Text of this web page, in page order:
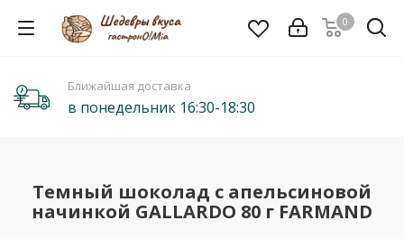
0
Ближайшая доставка
в понедельник 16:30-18:30
Темный шоколад с апельсиновой
начинкой GALLARDO 80 г FARMAND